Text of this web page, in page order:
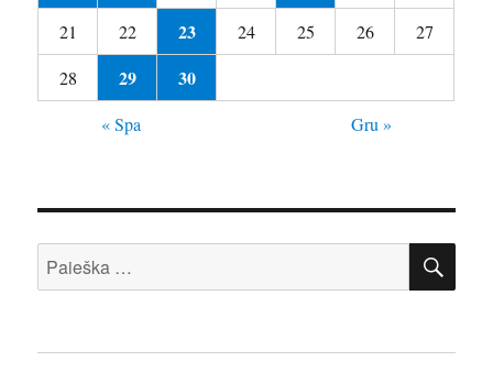
21
22 23 24 25 26
27
28
29 30
« Spa Gru »
Ieškoti: